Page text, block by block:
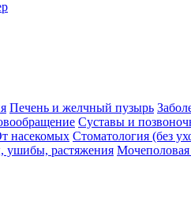
Печень и желчный пузырь
Суставы и
насекомых Стоматология (без
ушибы, растяжения Мочеполовая